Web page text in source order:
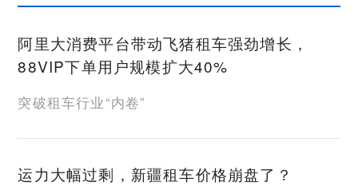
阿里大消费平台带动飞猪租车强劲增长，
88VIP下单用户规模扩大40%
突破租车行业“内卷”
运力大幅过剩，新疆租车价格崩盘了？